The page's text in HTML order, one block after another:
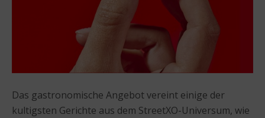
Das gastronomische Angebot vereint einige der
kultigsten Gerichte aus dem StreetXO-Universum, wie